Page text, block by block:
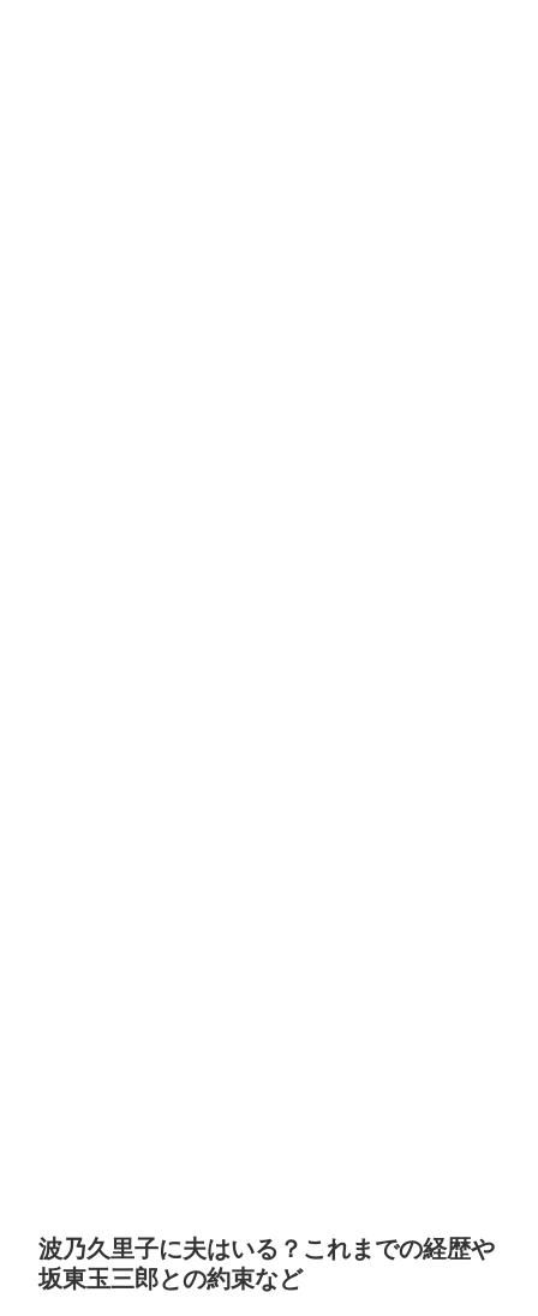
波乃久里子に夫はいる？これまでの経歴や
坂東玉三郎との約束など